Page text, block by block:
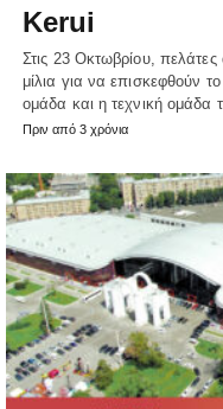
Kerui
Στις 23 Οκτωβρίου, πελάτες
μίλια για να επισκεφθούν
ομάδα και η τεχνική ομάδα
Πριν από 3 χρόνια